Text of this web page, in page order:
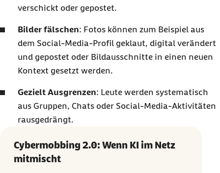
verschickt oder gepostet.
Bilder fälschen: Fotos können zum Beispiel aus
dem Social-Media-Profil geklaut, digital verändert
und gepostet oder Bildausschnitte in einen neuen
Kontext gesetzt werden.
Gezielt Ausgrenzen: Leute werden systematisch
aus Gruppen, Chats oder Social-Media-Aktivitäten
rausgedrängt.
Cybermobbing 2.0: Wenn KI im Netz
mitmischt